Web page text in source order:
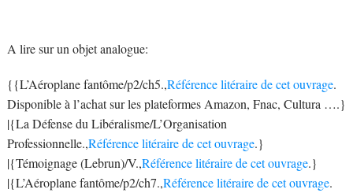
A lire sur un objet analogue:
{{L’Aéroplane fantôme/p2/ch5.,Référence litéraire de cet ouvrage.
Disponible à l’achat sur les plateformes Amazon, Fnac, Cultura ….}
|{La Défense du Libéralisme/L’Organisation
Professionnelle.,Référence litéraire de cet ouvrage.}
|{Témoignage (Lebrun)/V.,Référence litéraire de cet ouvrage.}
|{L’Aéroplane fantôme/p2/ch7.,Référence litéraire de cet ouvrage.